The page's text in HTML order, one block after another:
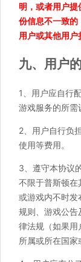
明，或者用户
份信息不一致的
用户或其他用户
九、用户
1、用户应自行
游戏服务的所需
2、用户自行负
使用等费用。
3、遵守本协议
不限于普斯顿在
或游戏内不时发
规则、游戏公告
律法规（如果用
所属或所在国家